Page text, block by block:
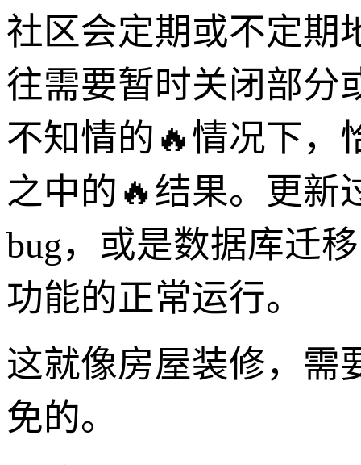
社区会定期或不定期
往需要暂时关闭部分
不知情的🔥情况下，
之中的🔥结果。更新
bug，或是数据库迁
功能的正常运行。
这就像房屋装修，需
免的。